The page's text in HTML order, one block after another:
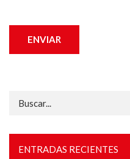
Buscar:
ENTRADAS RECIENTES